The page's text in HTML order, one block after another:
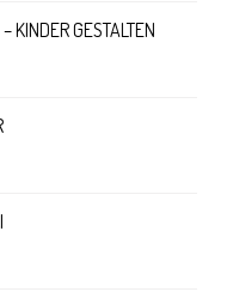
KINDER GESTALTEN